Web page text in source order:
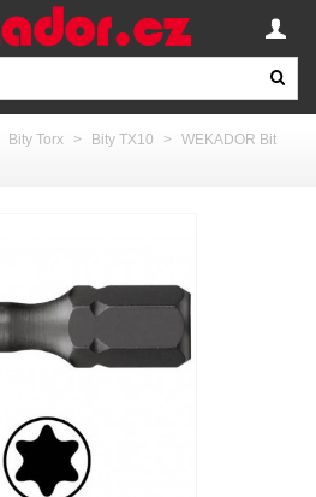
Bity Torx > Bity TX10 > WEKADOR Bit